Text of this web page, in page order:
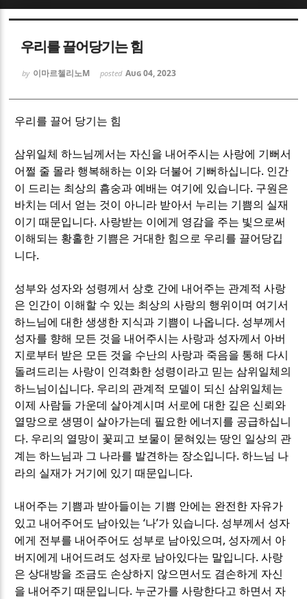
우리를 끌어당기는 힘
by 이마르첼리노M posted Aug 04, 2023
우리를 끌어 당기는 힘
삼위일체 하느님께서는 자신을 내어주시는 사랑에 기뻐서
어쩔 줄 몰라 행복해하는 이와 더불어 기뻐하십니다. 인간
이 드리는 최상의 흠숭과 예배는 여기에 있습니다. 구원은
바치는 데서 얻는 것이 아니라 받아서 누리는 기쁨의 실재
이기 때문입니다.사랑받는 이에게 영감을 주는 빛으로써
이해되는 황홀한 기쁨은 거대한 힘으로 우리를 끌어당깁
니다.
성부와 성자와 성령께서 상호 간에 내어주는 관계적 사랑
은 인간이 이해할 수 있는 최상의 사랑의 행위이며 여기서
하느님에 대한 생생한 지식과 기쁨이 나옵니다. 성부께서
성자를 향해 모든 것을 내어주시는 사랑과 성자께서 아버
지로부터 받은 모든 것을 수난의 사랑과 죽음을 통해 다시
돌려드리는 사랑이 인격화한 성령이라고 믿는 삼위일체의
하느님이십니다. 우리의 관계적 모델이 되신 삼위일체는
이제 사람들 가운데 살아계시며 서로에 대한 깊은 신뢰와
열망으로 생명이 살아가는데 필요한 에너지를 공급하십니
다. 우리의 열망이 꽃피고 보물이 묻혀있는 땅인 일상의 관
계는 하느님과 그 나라를 발견하는 장소입니다.하느님 나
라의 실재가 거기에 있기 때문입니다.
내어주는 기쁨과 받아들이는 기쁨 안에는 완전한 자유가
있고 내어주어도 남아있는‘나’가 있습니다. 성부께서 성자
에게 전부를 내어주어도 성부로 남아있으며 , 성자께서 아
버지에게 내어드려도 성자로 남아있다는 말입니다.사랑
은 상대방을 조금도 손상하지 않으면서도 겸손하게 자신
을 내어주기 때문입니다. 누군가를 사랑한다고 하면서 자
Sketchbook5, 스케치북5
Sketchbook5, 스케치북5
Sketchbook5, 스케치북5
Sketchbook5, 스케치북5